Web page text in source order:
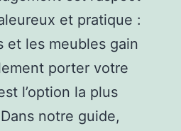
et pratique :
et les meubles gain
porter votre
l’option la plus
notre guide,